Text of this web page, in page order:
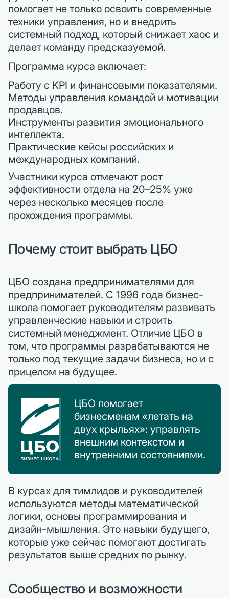
помогает не только освоить современные
техники управления, но и внедрить
системный подход, который снижает хаос и
делает команду предсказуемой.
Программа курса включает:
Работу с KPI и финансовыми показателями.
Методы управления командой и мотивации
продавцов.
Инструменты развития эмоционального
интеллекта.
Практические кейсы российских и
международных компаний.
Участники курса отмечают рост
эффективности отдела на 20–25% уже
через несколько месяцев после
прохождения программы.
Почему стоит выбрать ЦБО
ЦБО создана предпринимателями для
предпринимателей. С 1996 года бизнес-
школа помогает руководителям развивать
управленческие навыки и строить
системный менеджмент. Отличие ЦБО в
том, что программы разрабатываются не
только под текущие задачи бизнеса, но и с
прицелом на будущее.
ЦБО помогает
бизнесменам «летать на
двух крыльях»: управлять
внешним контекстом и
внутренними состояниями.
В курсах для тимлидов и руководителей
используются методы математической
логики, основы программирования и
дизайн-мышления. Это навыки будущего,
которые уже сейчас помогают достигать
результатов выше средних по рынку.
Сообщество и возможности